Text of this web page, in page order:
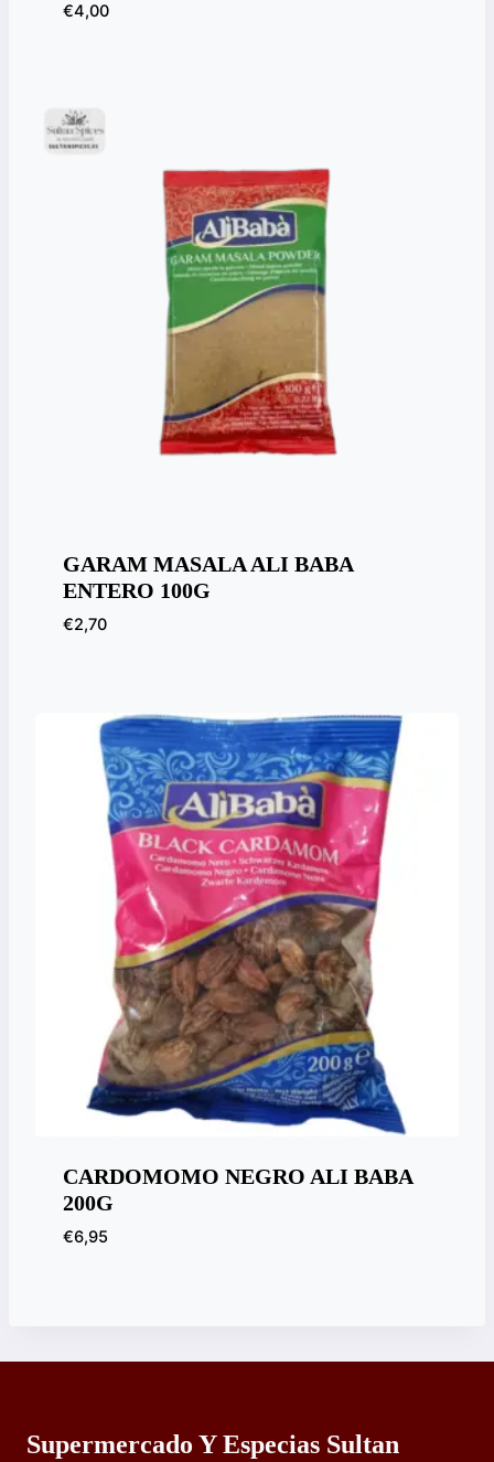
€4,00
GARAM MASALA ALI BABA
ENTERO 100G
€2,70
CARDOMOMO NEGRO ALI BABA
200G
€6,95
Supermercado Y Especias Sultan